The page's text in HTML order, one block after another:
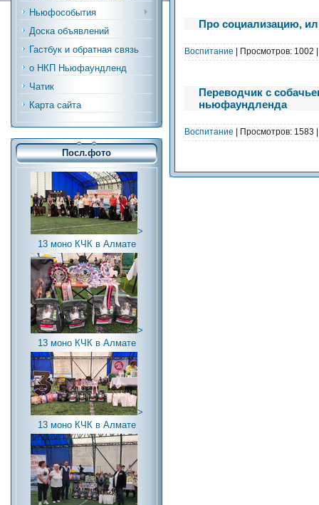
Ньюфособытия
Доска объявлений
Гастбук и обратная связь
о НКП Ньюфаундленд
Чатик
Карта сайта
Посл.фото
>
13 моно КЧК в Алмате
>
13 моно КЧК в Алмате
>
13 моно КЧК в Алмате
Про социализацию,
Воспитание | Просмотров: 1002
Переводчик с
ньюфаундленда
Воспитание | Просмотров: 1583